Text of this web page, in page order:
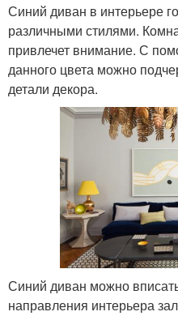
Синий диван в интерьере
различными стилями.
привлечет внимание. С
данного цвета можно
детали декора.
Синий диван можно
направления интерьера